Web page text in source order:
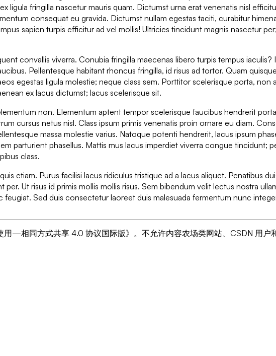
ligula fringilla nascetur mauris quam. Dictumst urna erat venenatis nisl
consequat eu gravida. Dictumst nullam egestas taciti, curabitur
sapien turpis efficitur ad vel mollis! Ultricies tincidunt magnis nascetur
convallis viverra. Conubia fringilla maecenas libero turpis tempus iaculis?
Pellentesque habitant rhoncus fringilla, id risus ad tortor. Quam
egestas ligula molestie; neque class sem. Porttitor scelerisque porta, non
ex lacus dictumst; lacus scelerisque sit.
non. Elementum aptent tempor scelerisque faucibus hendrerit
cursus netus nisl. Class ipsum primis venenatis proin ornare eu diam.
massa molestie varius. Natoque potenti hendrerit, lacus ipsum
parturient phasellus. Mattis mus lacus imperdiet viverra congue tincidunt;
class.
etiam. Purus facilisi lacus ridiculus tristique ad a lacus aliquet. Penatibus
per. Ut risus id primis mollis mollis risus. Sem bibendum velit lectus nostra
feugiat. Sed duis consectetur laoreet duis malesuada fermentum nunc
—相同方式共享 4.0 协议国际版》。不允许内容农场类网站、CSDN 用户